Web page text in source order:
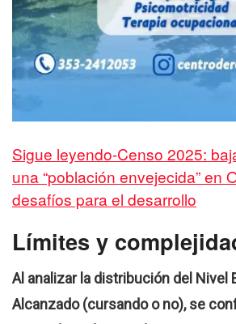
Sigue leyendo-Censo 2025:
una “población envejecida” en
desafíos para el desarrollo
Límites y
Al analizar la distribución del Nivel
Alcanzado (cursando o no), se